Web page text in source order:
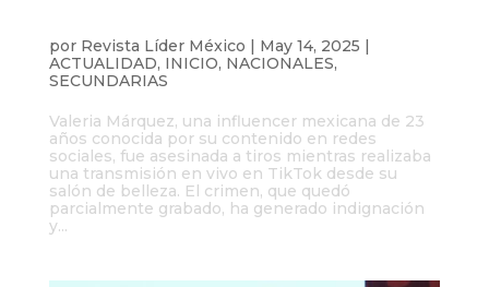
por Revista Líder México | May 14, 2025 |
ACTUALIDAD, INICIO, NACIONALES,
SECUNDARIAS
Valeria Márquez, una influencer mexicana de 23
años conocida por su contenido en redes
sociales, fue asesinada a tiros mientras realizaba
una transmisión en vivo en TikTok desde su
salón de belleza. El crimen, que quedó
parcialmente grabado, ha generado indignación
y...